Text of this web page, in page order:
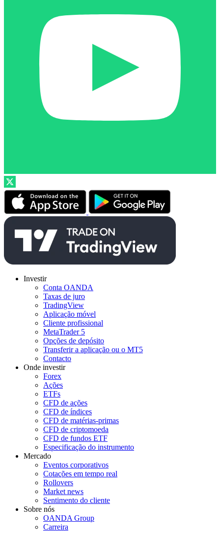
Investir
Conta OANDA
Taxas de juro
TradingView
Aplicação móvel
Cliente profissional
MetaTrader 5
Opções de depósito
Transferir a aplicação ou o MT5
Contacto
Onde investir
Forex
Ações
ETFs
CFD de ações
CFD de índices
CFD de matérias-primas
CFD de criptomoeda
CFD de fundos ETF
Especificação do instrumento
Mercado
Eventos corporativos
Cotações em tempo real
Rollovers
Market news
Sentimento do cliente
Sobre nós
OANDA Group
Carreira